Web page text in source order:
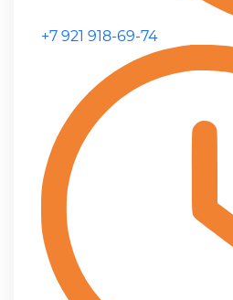
+7 921 918-69-74